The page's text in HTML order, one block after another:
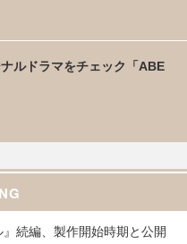
ルドラマをチェック「ABE
』続編、製作開始時期と公開